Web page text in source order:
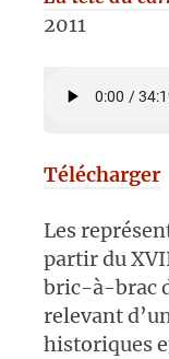
2011
Télécharger
Les
partir du
bric-à-brac
relevant
historiques